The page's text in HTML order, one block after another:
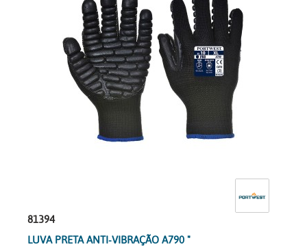
81394
LUVA PRETA ANTI-VIBRAÇÃO A790 "